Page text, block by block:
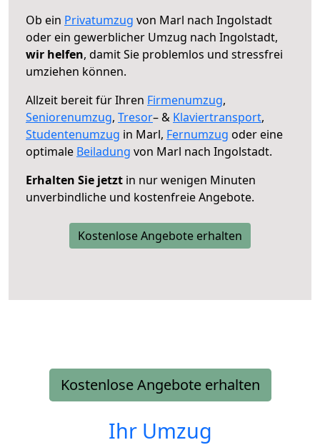
Ob ein Privatumzug von Marl nach Ingolstadt
oder ein gewerblicher Umzug nach Ingolstadt,
wir helfen, damit Sie problemlos und stressfrei
umziehen können.
Allzeit bereit für Ihren Firmenumzug,
Seniorenumzug, Tresor– & Klaviertransport,
Studentenumzug in Marl, Fernumzug oder eine
optimale Beiladung von Marl nach Ingolstadt.
Erhalten Sie jetzt in nur wenigen Minuten
unverbindliche und kostenfreie Angebote.
Kostenlose Angebote erhalten
Kostenlose Angebote erhalten
Ihr Umzug